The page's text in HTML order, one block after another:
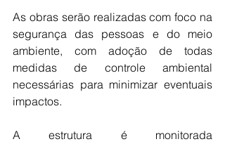
As obras serão realizadas com foco na
segurança das pessoas e do meio
ambiente, com adoção de todas
medidas de controle ambiental
necessárias para minimizar eventuais
impactos.
A estrutura é monitorada